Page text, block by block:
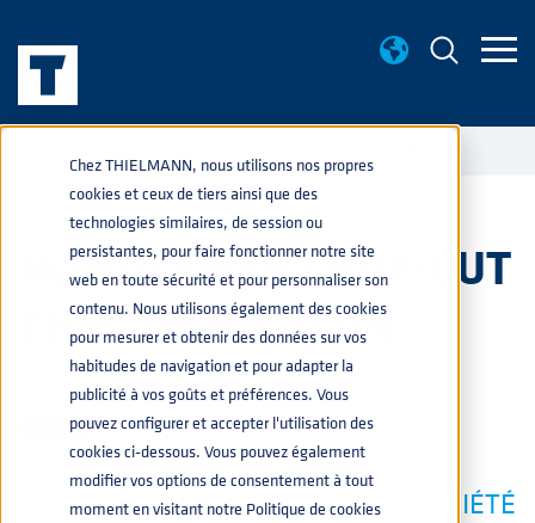
Chez THIELMANN, nous utilisons nos propres
cookies et ceux de tiers ainsi que des
technologies similaires, de session ou
persistantes, pour faire fonctionner notre site
web en toute sécurité et pour personnaliser son
contenu. Nous utilisons également des cookies
pour mesurer et obtenir des données sur vos
habitudes de navigation et pour adapter la
publicité à vos goûts et préférences. Vous
pouvez configurer et accepter l'utilisation des
cookies ci-dessous. Vous pouvez également
modifier vos options de consentement à tout
moment en visitant notre Politique de cookies
MANAGEMENT BUY-OUT
THIELMANN UCON
PRESSE 8 FÉVR. 2024 10:05:12
COMMUNIQUÉ DE PRESSE DE LA SOCIÉTÉ